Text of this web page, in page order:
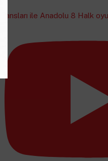
Dansları ile Anadolu 8 Halk